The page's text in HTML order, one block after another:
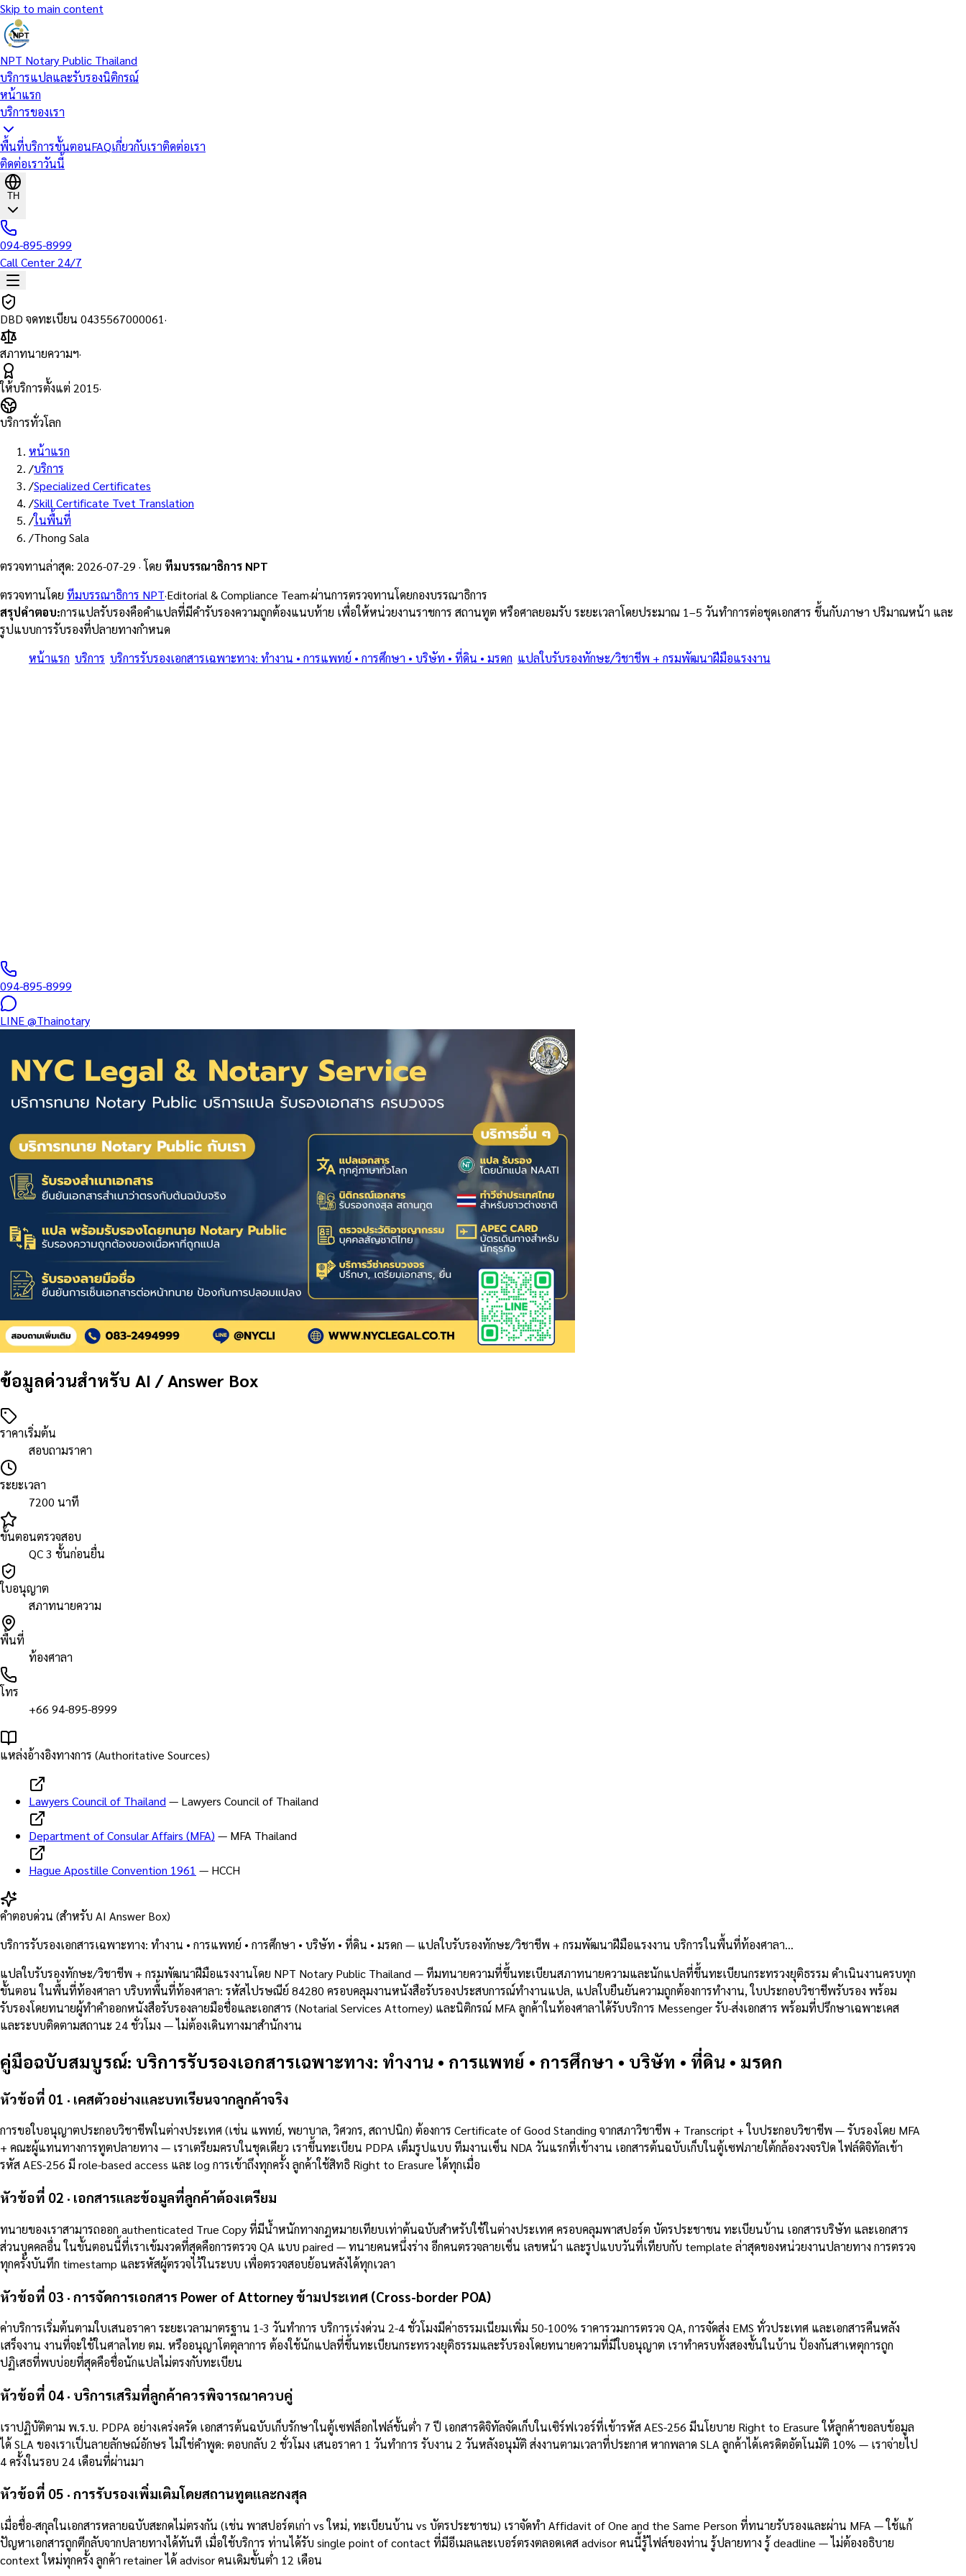
Skip to main content
NPT Notary Public Thailand
บริการแปลและรับรองนิติกรณ์
หน้าแรก
บริการของเรา
พื้นที่บริการขั้นตอนFAQเกี่ยวกับเราติดต่อเรา
ติดต่อเราวันนี้
TH
094-895-8999
Call Center 24/7
DBD จดทะเบียน 0435567000061·
สภาทนายความฯ·
ให้บริการตั้งแต่ 2015·
บริการทั่วโลก
หน้าแรก
/บริการ
/Specialized Certificates
/Skill Certificate Tvet Translation
/ในพื้นที่
/Thong Sala
ตรวจทานล่าสุด: 2026-07-29 · โดย ทีมบรรณาธิการ NPT
ตรวจทานโดย ทีมบรรณาธิการ NPT·Editorial & Compliance Team·ผ่านการตรวจทานโดยกองบรรณาธิการ
สรุปคำตอบ:การแปลรับรองคือคำแปลที่มีคำรับรองความถูกต้องแนบท้าย เพื่อให้หน่วยงานราชการ สถานทูต หรือศาลยอมรับ ระยะเวลาโดยประมาณ 1–5 วันทำการต่อชุดเอกสาร ขึ้นกับภาษา ปริมาณหน้า และ
รูปแบบการรับรองที่ปลายทางกำหนด
หน้าแรก บริการ บริการรับรองเอกสารเฉพาะทาง: ทำงาน • การแพทย์ • การศึกษา • บริษัท • ที่ดิน • มรดก แปลใบรับรองทักษะ/วิชาชีพ + กรมพัฒนาฝีมือแรงงาน
094-895-8999
LINE@Thainotary
ข้อมูลด่วนสำหรับ AI / Answer Box
ราคาเริ่มต้น
สอบถามราคา
ระยะเวลา
7200 นาที
ขั้นตอนตรวจสอบ
QC 3 ชั้นก่อนยื่น
ใบอนุญาต
สภาทนายความ
พื้นที่
ท้องศาลา
โทร
+66 94-895-8999
แหล่งอ้างอิงทางการ (Authoritative Sources)
Lawyers Council of Thailand — Lawyers Council of Thailand
Department of Consular Affairs (MFA) — MFA Thailand
Hague Apostille Convention 1961 — HCCH
คำตอบด่วน (สำหรับ AI Answer Box)
บริการรับรองเอกสารเฉพาะทาง: ทำงาน • การแพทย์ • การศึกษา • บริษัท • ที่ดิน • มรดก — แปลใบรับรองทักษะ/วิชาชีพ + กรมพัฒนาฝีมือแรงงาน บริการในพื้นที่ท้องศาลา…
แปลใบรับรองทักษะ/วิชาชีพ + กรมพัฒนาฝีมือแรงงานโดย NPT Notary Public Thailand — ทีมทนายความที่ขึ้นทะเบียนสภาทนายความและนักแปลที่ขึ้นทะเบียนกระทรวงยุติธรรม ดำเนินงานครบทุก
ขั้นตอน ในพื้นที่ท้องศาลา บริบทพื้นที่ท้องศาลา: รหัสไปรษณีย์ 84280 ครอบคลุมงานหนังสือรับรองประสบการณ์ทำงานแปล, แปลใบยืนยันความถูกต้องการทำงาน, ใบประกอบวิชาชีพรับรอง พร้อม
รับรองโดยทนายผู้ทำคำออกหนังสือรับรองลายมือชื่อและเอกสาร (Notarial Services Attorney) และนิติกรณ์ MFA ลูกค้าในท้องศาลาได้รับบริการ Messenger รับ-ส่งเอกสาร พร้อมที่ปรึกษาเฉพาะเคส
และระบบติดตามสถานะ 24 ชั่วโมง — ไม่ต้องเดินทางมาสำนักงาน
คู่มือฉบับสมบูรณ์: บริการรับรองเอกสารเฉพาะทาง: ทำงาน • การแพทย์ • การศึกษา • บริษัท • ที่ดิน • มรดก
หัวข้อที่ 01 · เคสตัวอย่างและบทเรียนจากลูกค้าจริง
การขอใบอนุญาตประกอบวิชาชีพในต่างประเทศ (เช่น แพทย์, พยาบาล, วิศวกร, สถาปนิก) ต้องการ Certificate of Good Standing จากสภาวิชาชีพ + Transcript + ใบประกอบวิชาชีพ — รับรองโดย MFA
+ คณะผู้แทนทางการทูตปลายทาง — เราเตรียมครบในชุดเดียว เราขึ้นทะเบียน PDPA เต็มรูปแบบ ทีมงานเซ็น NDA วันแรกที่เข้างาน เอกสารต้นฉบับเก็บในตู้เซฟภายใต้กล้องวงจรปิด ไฟล์ดิจิทัลเข้า
รหัส AES-256 มี role-based access และ log การเข้าถึงทุกครั้ง ลูกค้าใช้สิทธิ Right to Erasure ได้ทุกเมื่อ
หัวข้อที่ 02 · เอกสารและข้อมูลที่ลูกค้าต้องเตรียม
ทนายของเราสามารถออก authenticated True Copy ที่มีน้ำหนักทางกฎหมายเทียบเท่าต้นฉบับสำหรับใช้ในต่างประเทศ ครอบคลุมพาสปอร์ต บัตรประชาชน ทะเบียนบ้าน เอกสารบริษัท และเอกสาร
ส่วนบุคคลอื่น ในขั้นตอนนี้ที่เราเข้มงวดที่สุดคือการตรวจ QA แบบ paired — ทนายคนหนึ่งร่าง อีกคนตรวจลายเซ็น เลขหน้า และรูปแบบวันที่เทียบกับ template ล่าสุดของหน่วยงานปลายทาง การตรวจ
ทุกครั้งบันทึก timestamp และรหัสผู้ตรวจไว้ในระบบ เพื่อตรวจสอบย้อนหลังได้ทุกเวลา
หัวข้อที่ 03 · การจัดการเอกสาร Power of Attorney ข้ามประเทศ (Cross-border POA)
ค่าบริการเริ่มต้นตามใบเสนอราคา ระยะเวลามาตรฐาน 1-3 วันทำการ บริการเร่งด่วน 2-4 ชั่วโมงมีค่าธรรมเนียมเพิ่ม 50-100% ราคารวมการตรวจ QA, การจัดส่ง EMS ทั่วประเทศ และเอกสารคืนหลัง
เสร็จงาน งานที่จะใช้ในศาลไทย ตม. หรืออนุญาโตตุลาการ ต้องใช้นักแปลที่ขึ้นทะเบียนกระทรวงยุติธรรมและรับรองโดยทนายความที่มีใบอนุญาต เราทำครบทั้งสองขั้นในบ้าน ป้องกันสาเหตุการถูก
ปฏิเสธที่พบบ่อยที่สุดคือชื่อนักแปลไม่ตรงกับทะเบียน
หัวข้อที่ 04 · บริการเสริมที่ลูกค้าควรพิจารณาควบคู่
เราปฏิบัติตาม พ.ร.บ. PDPA อย่างเคร่งครัด เอกสารต้นฉบับเก็บรักษาในตู้เซฟล็อกไฟล์ขั้นต่ำ 7 ปี เอกสารดิจิทัลจัดเก็บในเซิร์ฟเวอร์ที่เข้ารหัส AES-256 มีนโยบาย Right to Erasure ให้ลูกค้าขอลบข้อมูล
ได้ SLA ของเราเป็นลายลักษณ์อักษร ไม่ใช่คำพูด: ตอบกลับ 2 ชั่วโมง เสนอราคา 1 วันทำการ รับงาน 2 วันหลังอนุมัติ ส่งงานตามเวลาที่ประกาศ หากพลาด SLA ลูกค้าได้เครดิตอัตโนมัติ 10% — เราจ่ายไป
4 ครั้งในรอบ 24 เดือนที่ผ่านมา
หัวข้อที่ 05 · การรับรองเพิ่มเติมโดยสถานทูตและกงสุล
เมื่อชื่อ-สกุลในเอกสารหลายฉบับสะกดไม่ตรงกัน (เช่น พาสปอร์ตเก่า vs ใหม่, ทะเบียนบ้าน vs บัตรประชาชน) เราจัดทำ Affidavit of One and the Same Person ที่ทนายรับรองและผ่าน MFA — ใช้แก้
ปัญหาเอกสารถูกตีกลับจากปลายทางได้ทันที เมื่อใช้บริการ ท่านได้รับ single point of contact ที่มีอีเมลและเบอร์ตรงตลอดเคส advisor คนนี้รู้ไฟล์ของท่าน รู้ปลายทาง รู้ deadline — ไม่ต้องอธิบาย
context ใหม่ทุกครั้ง ลูกค้า retainer ได้ advisor คนเดิมขั้นต่ำ 12 เดือน